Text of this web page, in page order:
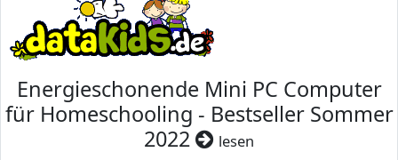
Energieschonende Mini PC Computer
für Homeschooling - Bestseller Sommer
2022
lesen